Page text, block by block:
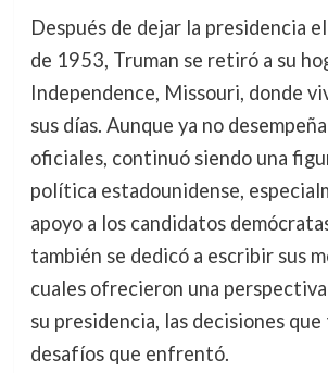
Después de dejar la presidencia
de 1953, Truman se retiró a su
Independence, Missouri, donde
sus días. Aunque ya no
oficiales, continuó siendo una
política estadounidense,
apoyo a los candidatos
también se dedicó a escribir sus
cuales ofrecieron una
su presidencia, las decisiones que
desafíos que enfrentó.